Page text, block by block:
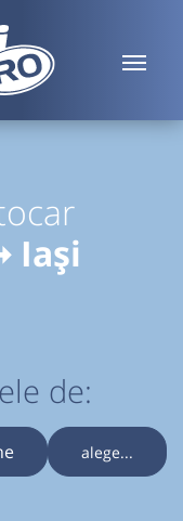
Iași
de:
alege...